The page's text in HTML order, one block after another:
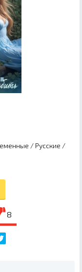
/ Русские /
8